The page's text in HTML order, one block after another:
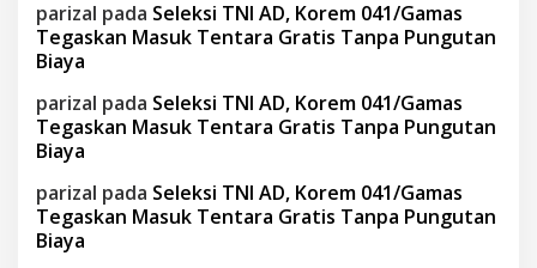
parizal pada Seleksi TNI AD, Korem 041/Gamas
Tegaskan Masuk Tentara Gratis Tanpa Pungutan
Biaya
parizal pada Seleksi TNI AD, Korem 041/Gamas
Tegaskan Masuk Tentara Gratis Tanpa Pungutan
Biaya
parizal pada Seleksi TNI AD, Korem 041/Gamas
Tegaskan Masuk Tentara Gratis Tanpa Pungutan
Biaya